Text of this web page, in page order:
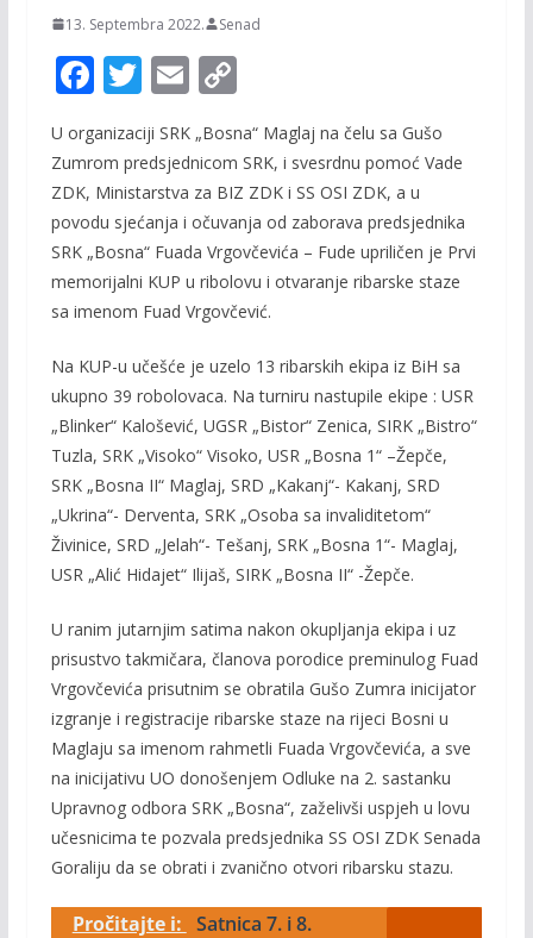
13. Septembra 2022. Senad
F
e
b
o
o
k
T
itt
er
E
ai
l
C
p
y
Li
n
k
U organizaciji SRK „Bosna“ Maglaj na čelu sa Gušo
Zumrom predsjednicom SRK, i svesrdnu pomoć Vade
ZDK, Ministarstva za BIZ ZDK i SS OSI ZDK, a u
povodu sjećanja i očuvanja od zaborava predsjednika
SRK „Bosna“ Fuada Vrgovčevića – Fude upriličen je Prvi
memorijalni KUP u ribolovu i otvaranje ribarske staze
sa imenom Fuad Vrgovčević.
Na KUP-u učešće je uzelo 13 ribarskih ekipa iz BiH sa
ukupno 39 robolovaca. Na turniru nastupile ekipe : USR
„Blinker“ Kalošević, UGSR „Bistor“ Zenica, SIRK „Bistro“
Tuzla, SRK „Visoko“ Visoko, USR „Bosna 1“ –Žepče,
SRK „Bosna II“ Maglaj, SRD „Kakanj“- Kakanj, SRD
„Ukrina“- Derventa, SRK „Osoba sa invaliditetom“
Živinice, SRD „Jelah“- Tešanj, SRK „Bosna 1“- Maglaj,
USR „Alić Hidajet“ Ilijaš, SIRK „Bosna II“ -Žepče.
U ranim jutarnjim satima nakon okupljanja ekipa i uz
prisustvo takmičara, članova porodice preminulog Fuad
Vrgovčevića prisutnim se obratila Gušo Zumra inicijator
izgranje i registracije ribarske staze na rijeci Bosni u
Maglaju sa imenom rahmetli Fuada Vrgovčevića, a sve
na inicijativu UO donošenjem Odluke na 2. sastanku
Upravnog odbora SRK „Bosna“, zaželivši uspjeh u lovu
učesnicima te pozvala predsjednika SS OSI ZDK Senada
Goraliju da se obrati i zvanično otvori ribarsku stazu.
Pročitajte i: Satnica 7. i 8.